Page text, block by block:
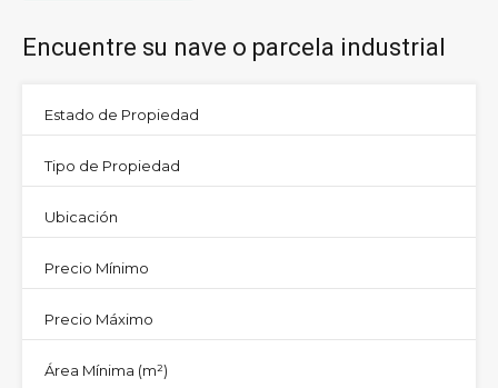
Encuentre su nave o parcela industrial
Estado de Propiedad
Tipo de Propiedad
Ubicación
Precio Mínimo
Precio Máximo
Área Mínima (m²)